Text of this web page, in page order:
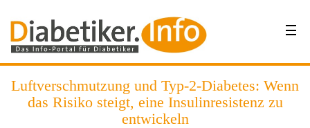
Luftverschmutzung und Typ-2-Diabetes: Wenn
das Risiko steigt, eine Insulinresistenz zu
entwickeln